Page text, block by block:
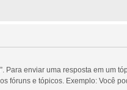
Para enviar uma resposta em um
fóruns e tópicos. Exemplo: Você